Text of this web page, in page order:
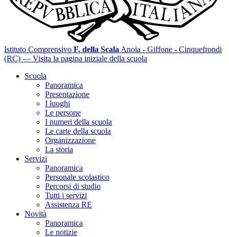
Istituto Comprensivo F. della Scala Anoia - Giffone - Cinquefrondi
(RC) — Visita la pagina iniziale della scuola
Scuola
Panoramica
Presentazione
I luoghi
Le persone
I numeri della scuola
Le carte della scuola
Organizzazione
La storia
Servizi
Panoramica
Personale scolastico
Percorsi di studio
Tutti i servizi
Assistenza RE
Novità
Panoramica
Le notizie